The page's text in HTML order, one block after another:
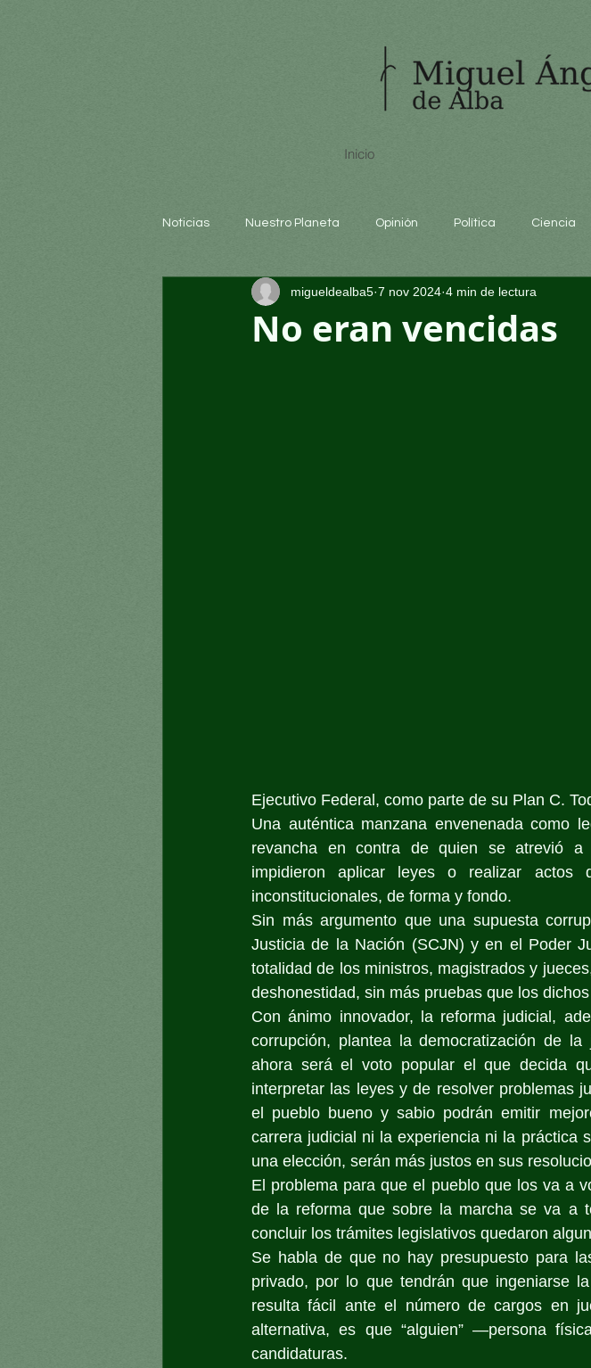
Inicio
Noticias Nuestro Planeta Opinión Política Ciencia
Arte y cultura Educación educación
No eran vencidas
migueldealba5 7 nov 2024 4 min de lectura
Ejecutivo Federal, como parte de su Plan C.
Una auténtica manzana envenenada como
revancha en contra de quien se atrevió a
impidieron aplicar leyes o realizar actos
inconstitucionales, de forma y fondo.
Sin más argumento que una supuesta
Justicia de la Nación (SCJN) y en el Poder
totalidad de los ministros, magistrados y
deshonestidad, sin más pruebas que los
Con ánimo innovador, la reforma judicial,
corrupción, plantea la democratización de
ahora será el voto popular el que decida
interpretar las leyes y de resolver problemas
el pueblo bueno y sabio podrán emitir
carrera judicial ni la experiencia ni la práctica
una elección, serán más justos en sus
El problema para que el pueblo que los va a
de la reforma que sobre la marcha se va a
concluir los trámites legislativos quedaron
Se habla de que no hay presupuesto para
privado, por lo que tendrán que ingeniarse
resulta fácil ante el número de cargos en
alternativa, es que “alguien” —persona
candidaturas.